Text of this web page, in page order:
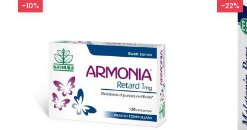
-10% -22%